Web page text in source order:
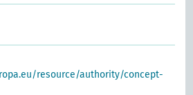
resource/authority/concept-